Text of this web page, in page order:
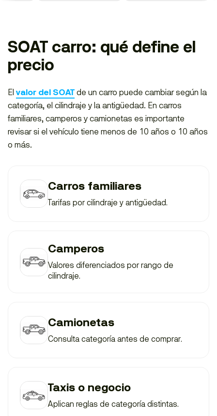
SOAT carro: qué define el
precio
El valor del SOATde un carro puede cambiar según la
categoría, el cilindraje y la antigüedad. En carros
familiares, camperos y camionetas es importante
revisar si el vehículo tiene menos de 10 años o 10 años
o más.
Carros familiares
Tarifas por cilindraje y antigüedad.
Camperos
Valores diferenciados por rango de
cilindraje.
Camionetas
Consulta categoría antes de comprar.
Taxis o negocio
Aplican reglas de categoría distintas.